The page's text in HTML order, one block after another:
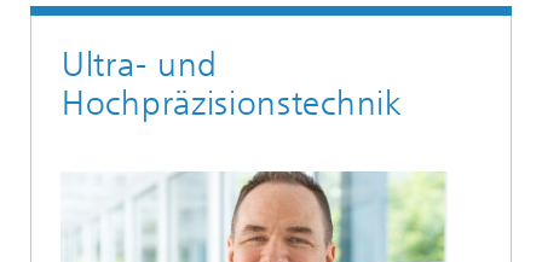
Ultra- und
Hochpräzisionstechnik